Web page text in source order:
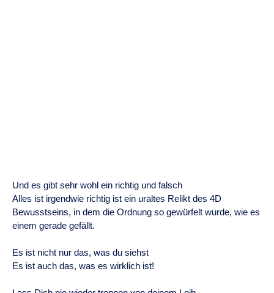
Und es gibt sehr wohl ein richtig und falsch
Alles ist irgendwie richtig ist ein uraltes Relikt des 4D
Bewusstseins, in dem die Ordnung so gewürfelt wurde, wie es
einem gerade gefällt.
Es ist nicht nur das, was du siehst
Es ist auch das, was es wirklich ist!